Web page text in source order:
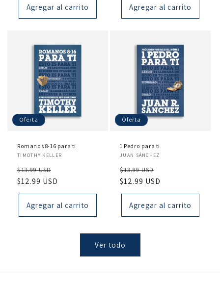
Agregar al carrito Agregar al carrito
Oferta
Romanos 8-16 para ti
Proveedor:
TIMOTHY KELLER
Precio
habitual
$13.99 USD
de
oferta
$12.99 USD
Agregar al carrito
Oferta
1 Pedro para ti
Proveedor:
JUAN SÁNCHEZ
Precio
habitual
$13.99 USD
de
oferta
$12.99 USD
Agregar al carrito
Ver todo